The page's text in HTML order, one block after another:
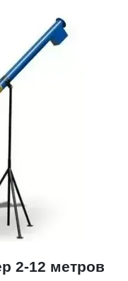
2-12 метров